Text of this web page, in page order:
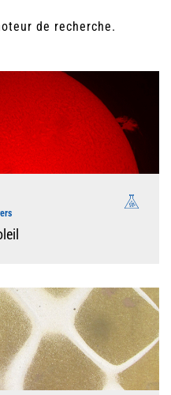
de recherche.